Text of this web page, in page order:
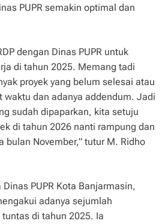
PUPR semakin optimal dan
dengan Dinas PUPR untuk
di tahun 2025. Memang tadi
proyek yang belum selesai atau
dan adanya addendum. Jadi
sudah dipaparkan, kita setuju
di tahun 2026 nanti rampung dan
bulan November,” tutur M. Ridho
PUPR Kota Banjarmasin,
adanya sejumlah
di tahun 2025. Ia